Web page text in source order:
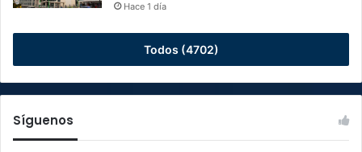
Hace 1 día
Todos (4702)
Síguenos